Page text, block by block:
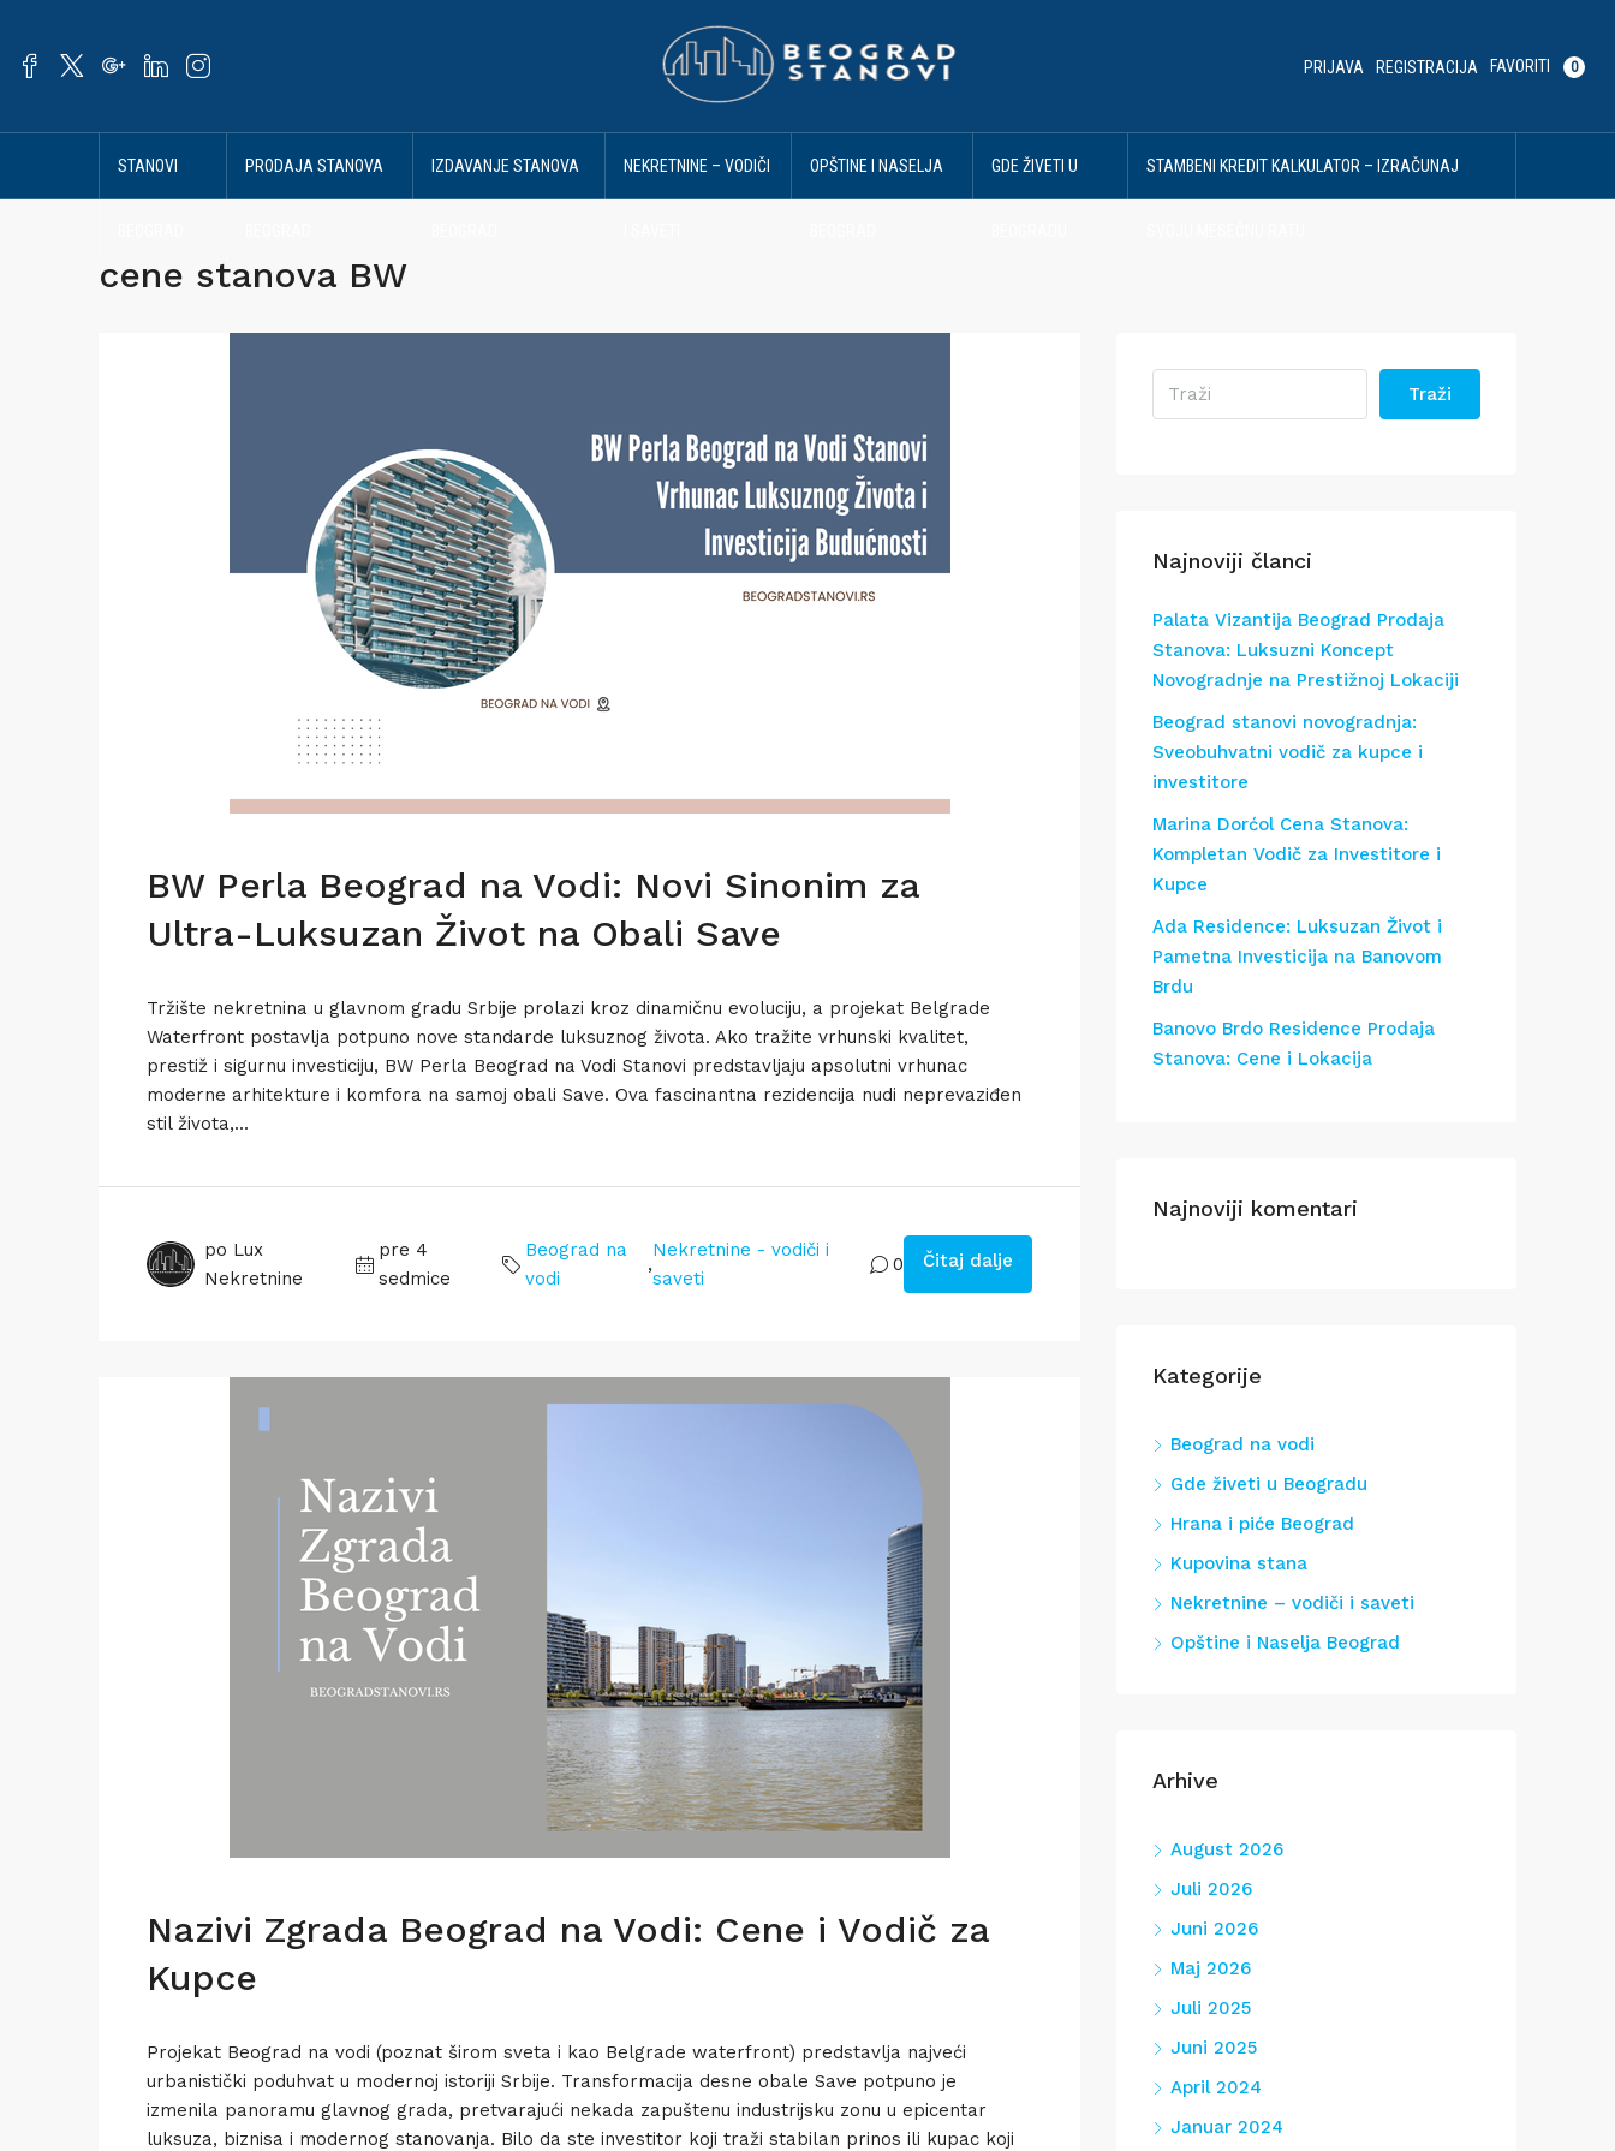
PRIJAVA REGISTRACIJA FAVORITI 0
STANOVI PRODAJA STANOVA IZDAVANJE STANOVA NEKRETNINE – VODIČI OPŠTINE I NASELJA GDE ŽIVETI U STAMBENI KREDIT KALKULATOR – IZRAČUNAJ
cene stanova BW
BW Perla Beograd na Vodi: Novi Sinonim za
Ultra-Luksuzan Život na Obali Save
Tržište nekretnina u glavnom gradu Srbije prolazi kroz dinamičnu evoluciju, a projekat Belgrade
Waterfront postavlja potpuno nove standarde luksuznog života. Ako tražite vrhunski kvalitet,
prestiž i sigurnu investiciju, BW Perla Beograd na Vodi Stanovi predstavljaju apsolutni vrhunac
moderne arhitekture i komfora na samoj obali Save. Ova fascinantna rezidencija nudi neprevaziđen
stil života,...
po Lux
Nekretnine
pre 4
sedmice
Beograd na
vodi
,
Nekretnine - vodiči i
saveti
0 Čitaj dalje
Nazivi Zgrada Beograd na Vodi: Cene i Vodič za
Kupce
Projekat Beograd na vodi (poznat širom sveta i kao Belgrade waterfront) predstavlja najveći
urbanistički poduhvat u modernoj istoriji Srbije. Transformacija desne obale Save potpuno je
izmenila panoramu glavnog grada, pretvarajući nekada zapuštenu industrijsku zonu u epicentar
luksuza, biznisa i modernog stanovanja. Bilo da ste investitor koji traži stabilan prinos ili kupac koji
Traži
Najnoviji članci
Palata Vizantija Beograd Prodaja
Stanova: Luksuzni Koncept
Novogradnje na Prestižnoj Lokaciji
Beograd stanovi novogradnja:
Sveobuhvatni vodič za kupce i
investitore
Marina Dorćol Cena Stanova:
Kompletan Vodič za Investitore i
Kupce
Ada Residence: Luksuzan Život i
Pametna Investicija na Banovom
Brdu
Banovo Brdo Residence Prodaja
Stanova: Cene i Lokacija
Najnoviji komentari
Kategorije
Beograd na vodi
Gde živeti u Beogradu
Hrana i piće Beograd
Kupovina stana
Nekretnine – vodiči i saveti
Opštine i Naselja Beograd
Arhive
August 2026
Juli 2026
Juni 2026
Maj 2026
Juli 2025
Juni 2025
April 2024
Januar 2024